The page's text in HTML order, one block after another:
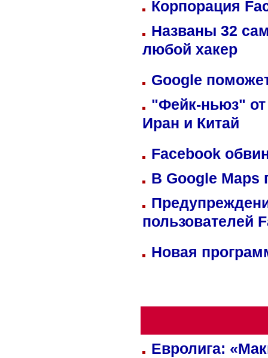
Корпорация
Названы 32
любой хакер
Google
"Фейк-ньюз" от
Иран и Китай
Facebook
В Google Maps
пользователей
Новая
Евролига: